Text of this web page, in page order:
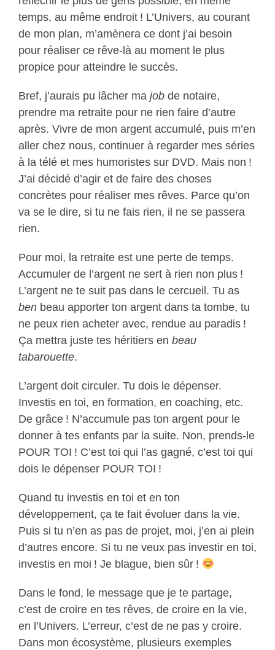
temps, au même endroit ! L’Univers, au courant
de mon plan, m’amènera ce dont j’ai besoin
pour réaliser ce rêve-là au moment le plus
propice pour atteindre le succès.
Bref, j’aurais pu lâcher ma job de notaire,
prendre ma retraite pour ne rien faire d’autre
après. Vivre de mon argent accumulé, puis m’en
aller chez nous, continuer à regarder mes séries
à la télé et mes humoristes sur DVD. Mais non !
J’ai décidé d’agir et de faire des choses
concrètes pour réaliser mes rêves. Parce qu’on
va se le dire, si tu ne fais rien, il ne se passera
rien.
Pour moi, la retraite est une perte de temps.
Accumuler de l’argent ne sert à rien non plus !
L’argent ne te suit pas dans le cercueil. Tu as
ben beau apporter ton argent dans ta tombe, tu
ne peux rien acheter avec, rendue au paradis !
Ça mettra juste tes héritiers en beau
tabarouette.
L’argent doit circuler. Tu dois le dépenser.
Investis en toi, en formation, en coaching, etc.
De grâce ! N’accumule pas ton argent pour le
donner à tes enfants par la suite. Non, prends-le
POUR TOI ! C’est toi qui l’as gagné, c’est toi qui
dois le dépenser POUR TOI !
Quand tu investis en toi et en ton
développement, ça te fait évoluer dans la vie.
Puis si tu n’en as pas de projet, moi, j’en ai plein
d’autres encore. Si tu ne veux pas investir en toi,
investis en moi ! Je blague, bien sûr !
Dans le fond, le message que je te partage,
c’est de croire en tes rêves, de croire en la vie,
en l’Univers. L’erreur, c’est de ne pas y croire.
Dans mon écosystème, plusieurs exemples